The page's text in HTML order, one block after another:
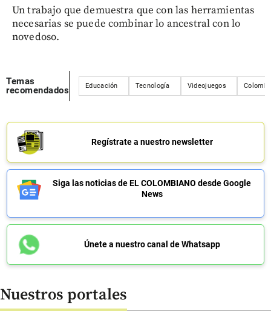
Un trabajo que demuestra que con las herramientas
necesarias se puede combinar lo ancestral con lo
novedoso.
Temas
recomendados
Educación Tecnología Videojuegos
Regístrate a nuestro newsletter
Siga las noticias de EL COLOMBIANO desde Google
News
Únete a nuestro canal de Whatsapp
Nuestros portales